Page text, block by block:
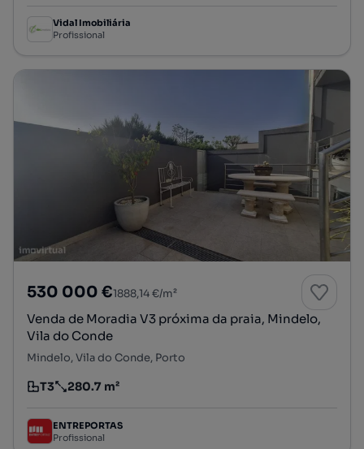
Vidal Imobiliária
Profissional
530 000 €1888,14 €/m²
Venda de Moradia V3 próxima da praia, Mindelo,
Vila do Conde
Mindelo, Vila do Conde, Porto
Tipologia
T3
Preço por metro quadrado
280.7 m²
ENTREPORTAS
Profissional